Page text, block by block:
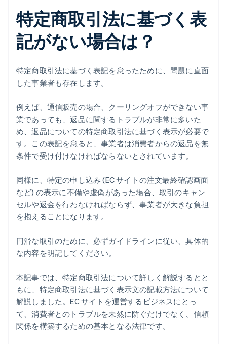
特定商取引法に基づく表
記がない場合は？
特定商取引法に基づく表記を怠ったために、問題に直面
した事業者も存在します。
例えば、通信販売の場合、クーリングオフができない事
業であっても、返品に関するトラブルが非常に多いた
め、返品についての特定商取引法に基づく表示が必要で
す。この表記を怠ると、事業者は消費者からの返品を無
条件で受け付けなければならないとされています。
同様に、特定の申し込み (EC サイトの注文最終確認画面
など) の表示に不備や虚偽があった場合、取引のキャン
セルや返金を行わなければならず、事業者が大きな負担
を抱えることになります。
円滑な取引のために、必ずガイドラインに従い、具体的
な内容を明記してください。
本記事では、特定商取引法について詳しく解説するとと
もに、特定商取引法に基づく表示文の記載方法について
解説しました。EC サイトを運営するビジネスにとっ
て、消費者とのトラブルを未然に防ぐだけでなく、信頼
関係を構築するための基本となる法律です。